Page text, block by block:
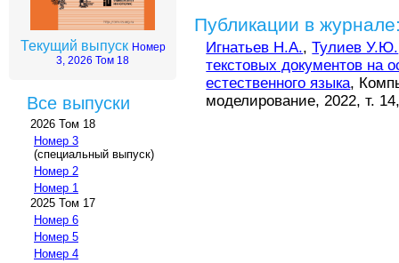
Текущий выпуск Номер
3, 2026 Том 18
Все выпуски
2026 Том 18
Номер 3
(специальный выпуск)
Номер 2
Номер 1
2025 Том 17
Номер 6
Номер 5
Номер 4
Публикации в
Игнатьев Н.А.,Тулиев У.Ю.
текстовых документов на
естественного языка,
моделирование, 2022, т.